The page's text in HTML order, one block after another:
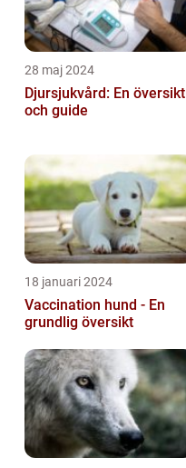
28 maj 2024
Djursjukvård: En översikt
och guide
18 januari 2024
Vaccination hund - En
grundlig översikt